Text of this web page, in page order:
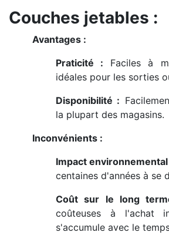
Couches jetables :
Avantages :
Praticité : Faciles à
idéales pour les sorties
Disponibilité :
la plupart des magasins.
Inconvénients :
Impact
centaines d'années à se
Coût sur le long
coûteuses à l'achat
s'accumule avec le